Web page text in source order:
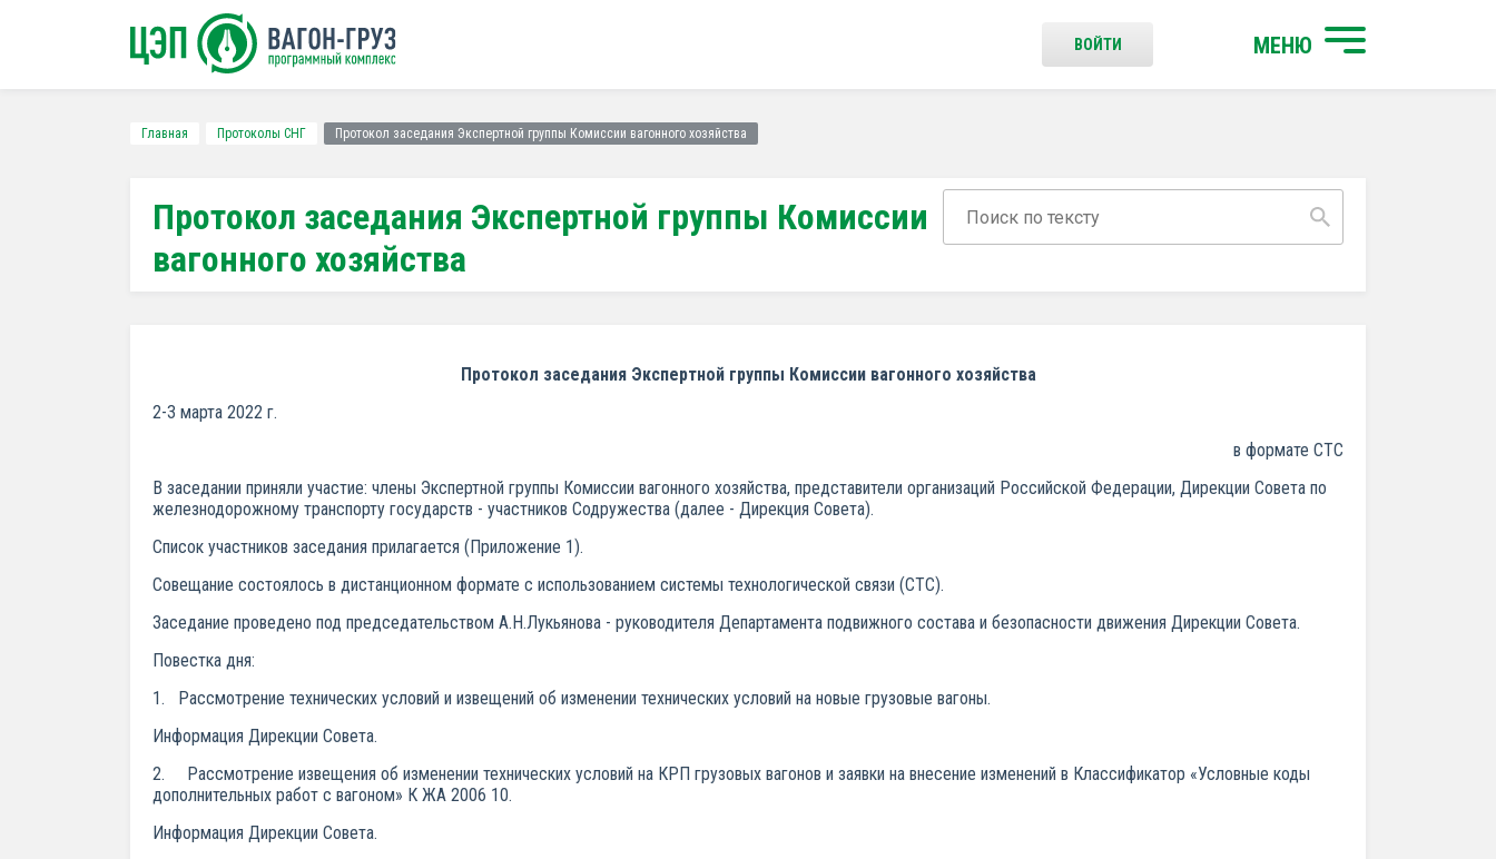
МЕНЮ
ВОЙТИ
Главная Протоколы СНГ Протокол заседания Экспертной группы Комиссии вагонного хозяйства
Протокол заседания Экспертной группы Комиссии
вагонного хозяйства
Протокол заседания Экспертной группы Комиссии вагонного хозяйства
2-3 марта 2022 г.
в формате СТС
В заседании приняли участие: члены Экспертной группы Комиссии вагонного хозяйства, представители организаций Российской Федерации, Дирекции Совета по
железнодорожному транспорту государств - участников Содружества (далее - Дирекция Совета).
Список участников заседания прилагается (Приложение 1).
Совещание состоялось в дистанционном формате с использованием системы технологической связи (СТС).
Заседание проведено под председательством А.Н.Лукьянова - руководителя Департамента подвижного состава и безопасности движения Дирекции Совета.
Повестка дня:
1. Рассмотрение технических условий и извещений об изменении технических условий на новые грузовые вагоны.
Информация Дирекции Совета.
2. Рассмотрение извещения об изменении технических условий на КРП грузовых вагонов и заявки на внесение изменений в Классификатор «Условные коды
дополнительных работ с вагоном» К ЖА 2006 10.
Информация Дирекции Совета.